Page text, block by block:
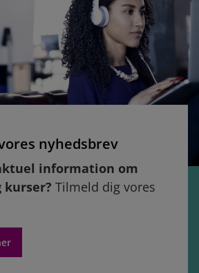
nyhedsbrev
information om
kurser? Tilmeld dig vores